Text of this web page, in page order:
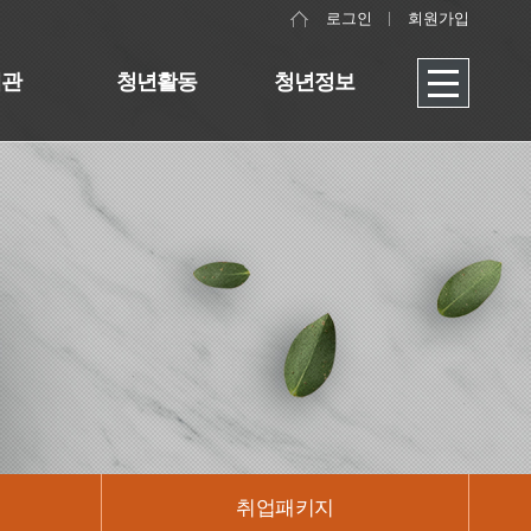
로그인 회원가입
청년활동 청년정보
취업패키지